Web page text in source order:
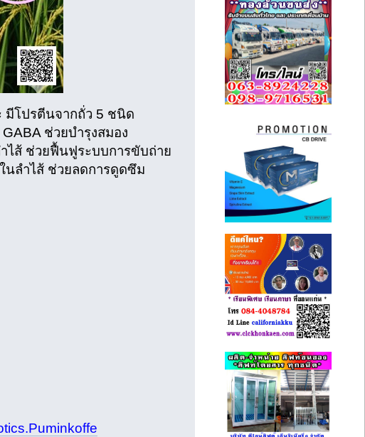
มีโปรตีนจากถั่ว 5 ชนิด
ช่วยบำรุงสมอง
ไส้ ช่วยฟื้นฟูระบบการขับถ่าย
นลำไส้ ช่วยลดการดูดซึม